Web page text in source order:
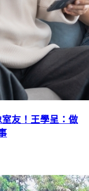
友！王學呈：做